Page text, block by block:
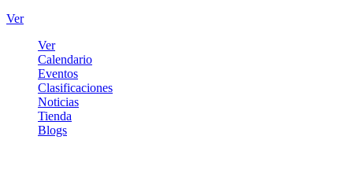
Ver
Ver
Calendario
Eventos
Clasificaciones
Noticias
Tienda
Blogs